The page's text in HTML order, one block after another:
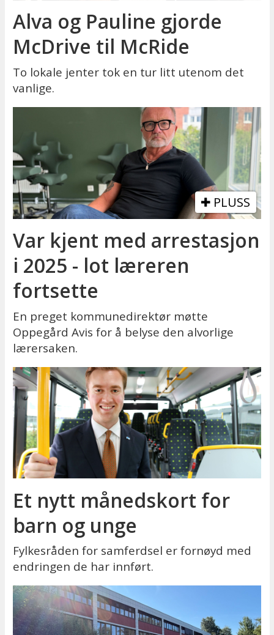
Alva og Pauline gjorde
McDrive til McRide
To lokale jenter tok en tur litt utenom det
vanlige.
PLUSS
Var kjent med arrestasjon
i 2025 - lot læreren
fortsette
En preget kommunedirektør møtte
Oppegård Avis for å belyse den alvorlige
lærersaken.
Et nytt månedskort for
barn og unge
Fylkesråden for samferdsel er fornøyd med
endringen de har innført.